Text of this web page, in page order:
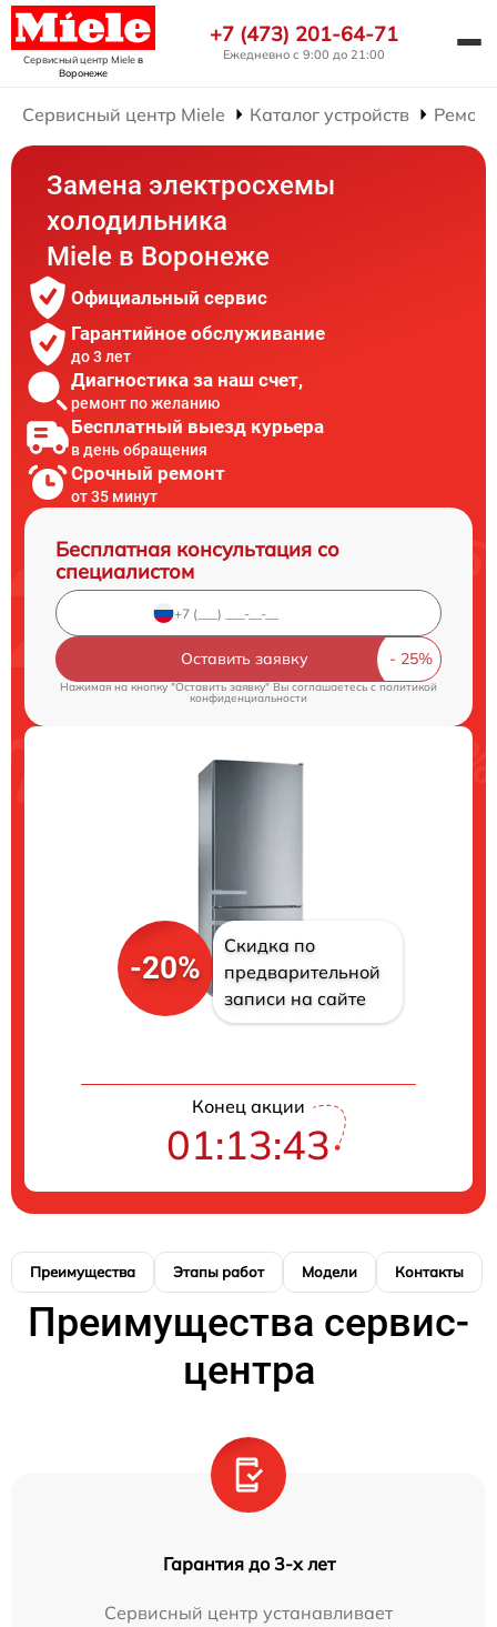
Сервисный центр Mieleв
Воронеже
+7 (473) 201-64-71
Ежедневно с 9:00 до 21:00
Сервисный центр Miele Каталог устройств
Замена электросхемы
холодильника
Miele в Воронеже
Официальный сервис
Гарантийное обслуживание
до 3 лет
Диагностика за наш счет,
ремонт по желанию
Бесплатный выезд курьера
в день обращения
Срочный ремонт
от 35 минут
Бесплатная консультация со
специалистом
Оставить заявку
Нажимая на кнопку "Оставить заявку" Вы соглашаетесь cполитикой
конфиденциальности
-20%
Скидка по
предварительной
записи на сайте
Конец акции
01:13:42
Преимущества Этапы работ Модели Контакты
Преимущества сервис-
центра
Гарантия до 3-х лет
Сервисный центр устанавливает